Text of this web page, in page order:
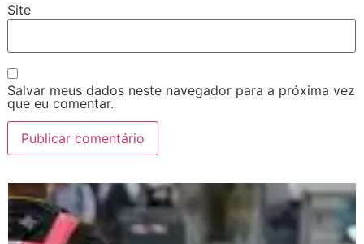
Site
Salvar meus dados neste navegador para a próxima vez
que eu comentar.